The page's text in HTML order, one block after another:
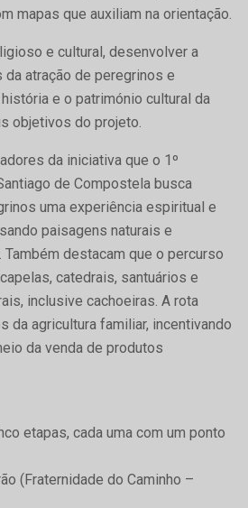
mapas que auxiliam na orientação.
e cultural, desenvolver a
atração de peregrinos e
e o património cultural da
objetivos do projeto.
da iniciativa que o 1º
de Compostela busca
uma experiência espiritual e
paisagens naturais e
destacam que o percurso
catedrais, santuários e
inclusive cachoeiras. A rota
da agricultura familiar, incentivando
da venda de produtos
etapas, cada uma com um ponto
(Fraternidade do Caminho –